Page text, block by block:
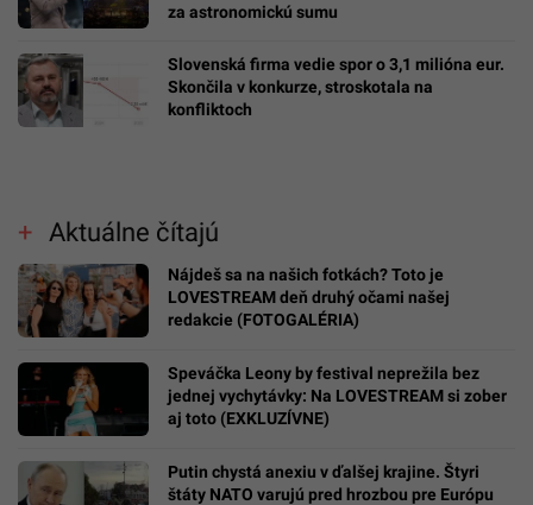
za astronomickú sumu
Slovenská firma vedie spor o 3,1 milióna eur.
Skončila v konkurze, stroskotala na
konfliktoch
Aktuálne čítajú
Nájdeš sa na našich fotkách? Toto je
LOVESTREAM deň druhý očami našej
redakcie (FOTOGALÉRIA)
Speváčka Leony by festival neprežila bez
jednej vychytávky: Na LOVESTREAM si zober
aj toto (EXKLUZÍVNE)
Putin chystá anexiu v ďalšej krajine. Štyri
štáty NATO varujú pred hrozbou pre Európu